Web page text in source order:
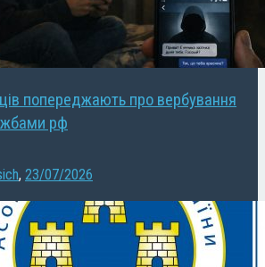
попереджають про вербування
рф
, 23/07/2026